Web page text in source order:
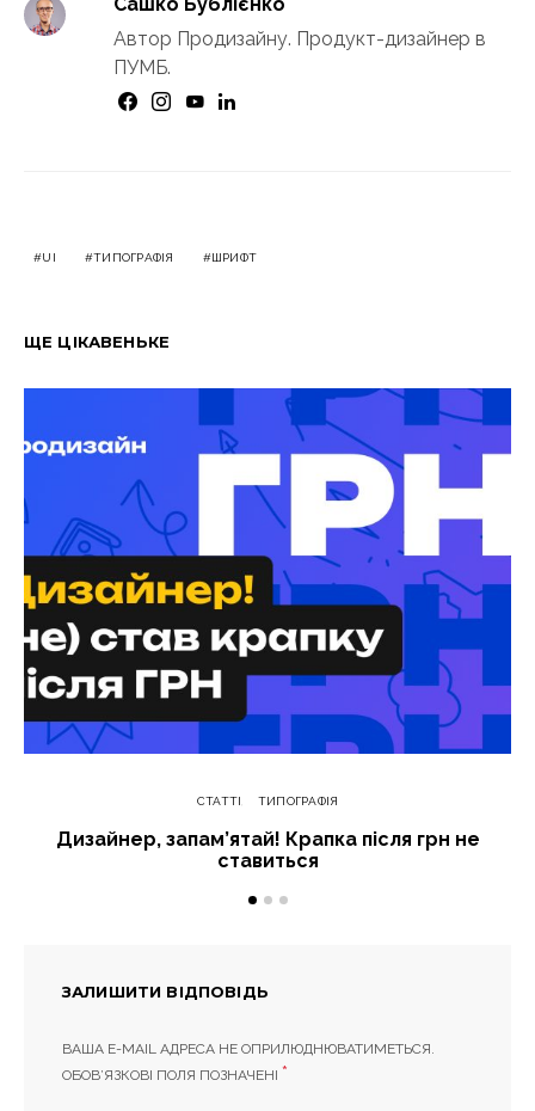
Автор Продизайну. Продукт-дизайнер в
ПУМБ.
UI ТИПОГРАФІЯ ШРИФТ
ЩЕ ЦІКАВЕНЬКЕ
СТАТТІ ТИПОГРАФІЯ
Дизайнер, запам’ятай! Крапка після грн не
ставиться
ЗАЛИШИТИ ВІДПОВІДЬ
ВАША E-MAIL АДРЕСА НЕ ОПРИЛЮДНЮВАТИМЕТЬСЯ.
ОБОВ’ЯЗКОВІ ПОЛЯ ПОЗНАЧЕНІ *